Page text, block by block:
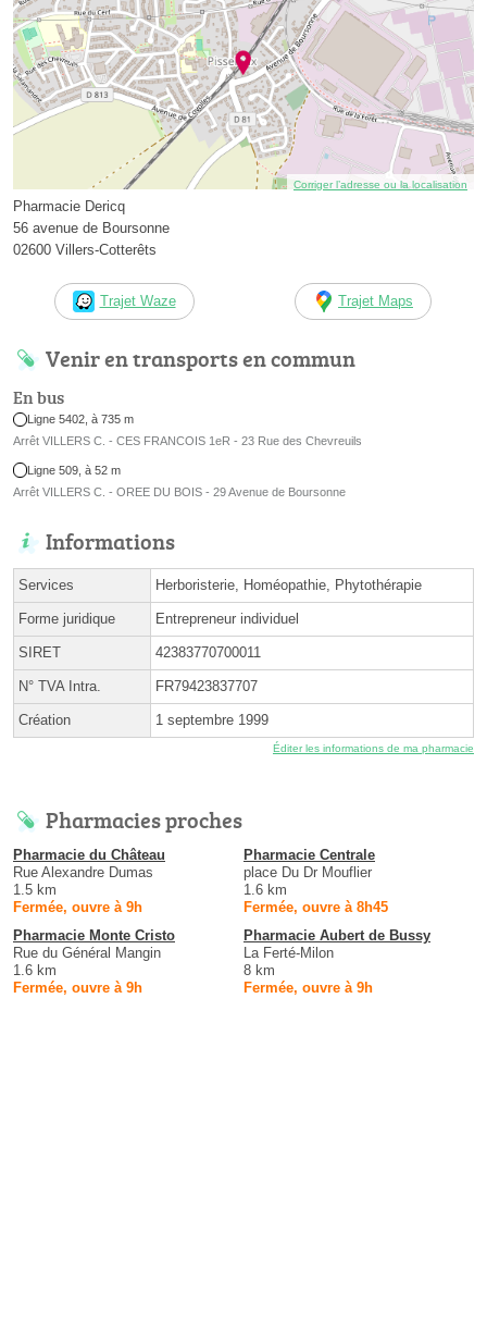
Corriger l’adresse ou la localisation
Pharmacie Dericq
56 avenue de Boursonne
02600 Villers-Cotterêts
Trajet Waze Trajet Maps
Venir en transports en commun
En bus
Ligne 5402, à 735 m
Arrêt VILLERS C. - CES FRANCOIS 1eR - 23 Rue des Chevreuils
Ligne 509, à 52 m
Arrêt VILLERS C. - OREE DU BOIS - 29 Avenue de Boursonne
Informations
Services Herboristerie, Homéopathie, Phytothérapie
Forme juridique Entrepreneur individuel
SIRET 42383770700011
N° TVA Intra. FR79423837707
Création 1 septembre 1999
Éditer les informations de ma pharmacie
Pharmacies proches
Pharmacie du Château
Rue Alexandre Dumas
1.5 km
Fermée, ouvre à 9h
Pharmacie Centrale
place Du Dr Mouflier
1.6 km
Fermée, ouvre à 8h45
Pharmacie Monte Cristo
Rue du Général Mangin
1.6 km
Fermée, ouvre à 9h
Pharmacie Aubert de Bussy
La Ferté-Milon
8 km
Fermée, ouvre à 9h